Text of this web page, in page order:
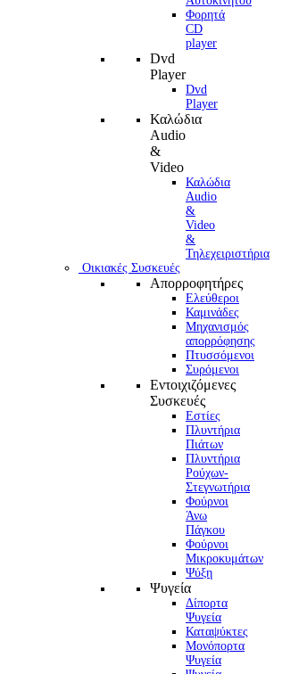
Φορητά
CD
player
Dvd
Player
Dvd
Player
Καλώδια
Audio
&
Video
Καλώδια
Audio
&
Video
&
Τηλεχειριστήρια
Οικιακές Συσκευές
Απορροφητήρες
Ελεύθεροι
Καμινάδες
Μηχανισμός
απορρόφησης
Πτυσσόμενοι
Συρόμενοι
Εντοιχιζόμενες
Συσκευές
Εστίες
Πλυντήρια
Πιάτων
Πλυντήρια
Ρούχων-
Στεγνωτήρια
Φούρνoι
Άνω
Πάγκου
Φούρνοι
Μικροκυμάτων
Ψύξη
Ψυγεία
Δίπορτα
Ψυγεία
Καταψύκτες
Μονόπορτα
Ψυγεία